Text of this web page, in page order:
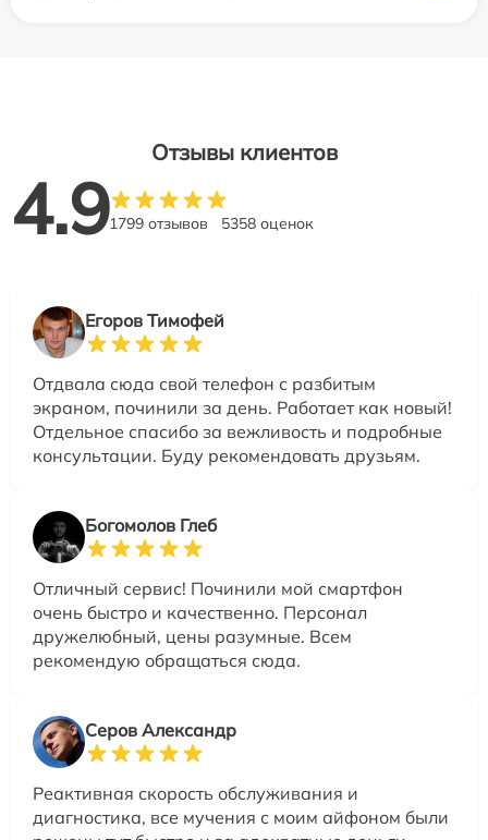
Отзывы клиентов
4.91799 отзывов 5358 оценок
Егоров Тимофей
Отдвала сюда свой телефон с разбитым
экраном, починили за день. Работает как новый!
Отдельное спасибо за вежливость и подробные
консультации. Буду рекомендовать друзьям.
Богомолов Глеб
Отличный сервис! Починили мой смартфон
очень быстро и качественно. Персонал
дружелюбный, цены разумные. Всем
рекомендую обращаться сюда.
Серов Александр
Реактивная скорость обслуживания и
диагностика, все мучения с моим айфоном были